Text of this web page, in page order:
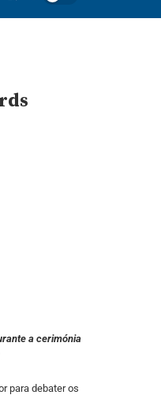
a cerimónia
para debater os